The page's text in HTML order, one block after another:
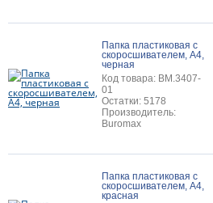
Папка пластиковая с
скоросшивателем, A4,
черная
Код товара: BM.3407-
01
Остатки: 5178
Производитель:
Buromax
Папка пластиковая с
скоросшивателем, A4,
красная